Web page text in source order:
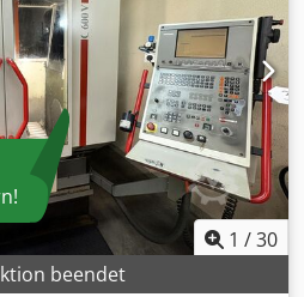
18,5 kW
/ 50 Hz Absaugstutzen-: 200
mm, B = 1.230 mm, H =
kg inkl.:  • Elektrische
Sterndreieck-Anlauf •
mittels
• Maschinenrahmen auf
• V-Rotor (patentiert) mit im
• Geschweißte
Messer mit versenkten
vorbereitet für bauseitige
Ø 200 mm)
1 /30
beendet